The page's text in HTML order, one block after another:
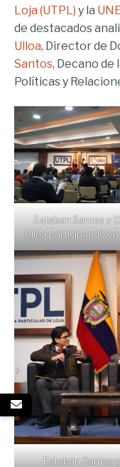
Loja (UTPL) y la
de destacados
Ulloa, Director de
Santos, Decano de
Políticas y
Esteban Santos y
Ulloa participando
Esteban Santos